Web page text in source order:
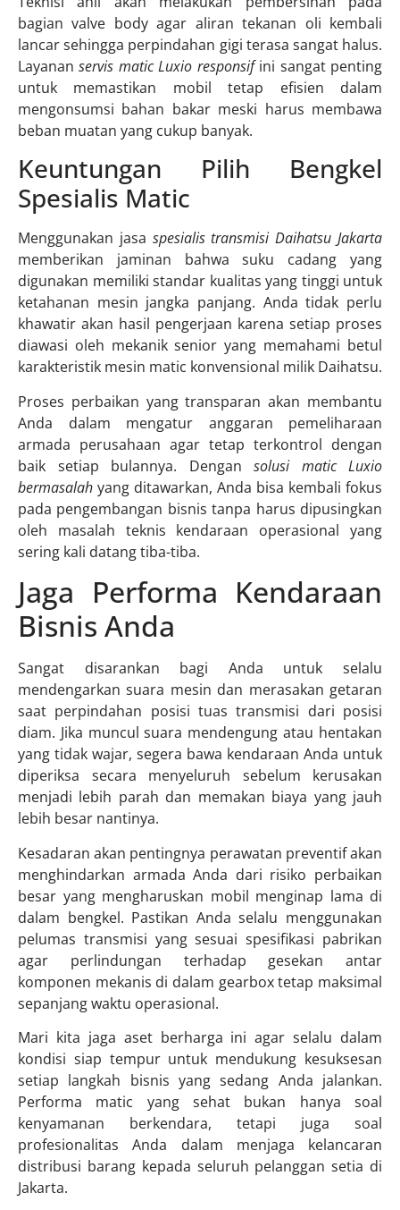
bagian valve body agar aliran tekanan oli kembali
lancar sehingga perpindahan gigi terasa sangat halus.
Layananservis matic Luxio responsifini sangat penting
untuk memastikan mobil tetap efisien dalam
mengonsumsi bahan bakar meski harus membawa
beban muatan yang cukup banyak.
Keuntungan Pilih Bengkel
Spesialis Matic
Menggunakan jasa spesialis transmisi Daihatsu Jakarta
memberikan jaminan bahwa suku cadang yang
digunakan memiliki standar kualitas yang tinggi untuk
ketahanan mesin jangka panjang. Anda tidak perlu
khawatir akan hasil pengerjaan karena setiap proses
diawasi oleh mekanik senior yang memahami betul
karakteristik mesin matic konvensional milik Daihatsu.
Proses perbaikan yang transparan akan membantu
Anda dalam mengatur anggaran pemeliharaan
armada perusahaan agar tetap terkontrol dengan
baik setiap bulannya. Dengan solusi matic Luxio
bermasalah yang ditawarkan, Anda bisa kembali fokus
pada pengembangan bisnis tanpa harus dipusingkan
oleh masalah teknis kendaraan operasional yang
sering kali datang tiba-tiba.
Jaga Performa Kendaraan
Bisnis Anda
Sangat disarankan bagi Anda untuk selalu
mendengarkan suara mesin dan merasakan getaran
saat perpindahan posisi tuas transmisi dari posisi
diam. Jika muncul suara mendengung atau hentakan
yang tidak wajar, segera bawa kendaraan Anda untuk
diperiksa secara menyeluruh sebelum kerusakan
menjadi lebih parah dan memakan biaya yang jauh
lebih besar nantinya.
Kesadaran akan pentingnya perawatan preventif akan
menghindarkan armada Anda dari risiko perbaikan
besar yang mengharuskan mobil menginap lama di
dalam bengkel. Pastikan Anda selalu menggunakan
pelumas transmisi yang sesuai spesifikasi pabrikan
agar perlindungan terhadap gesekan antar
komponen mekanis di dalam gearbox tetap maksimal
sepanjang waktu operasional.
Mari kita jaga aset berharga ini agar selalu dalam
kondisi siap tempur untuk mendukung kesuksesan
setiap langkah bisnis yang sedang Anda jalankan.
Performa matic yang sehat bukan hanya soal
kenyamanan berkendara, tetapi juga soal
profesionalitas Anda dalam menjaga kelancaran
distribusi barang kepada seluruh pelanggan setia di
Jakarta.